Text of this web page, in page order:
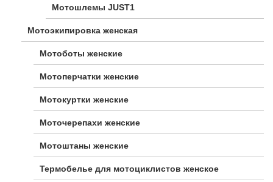
Мотошлемы JUST1
Мотоэкипировка женская
Мотоботы женские
Мотоперчатки женские
Мотокуртки женские
Моточерепахи женские
Мотоштаны женские
Термобелье для мотоциклистов женское